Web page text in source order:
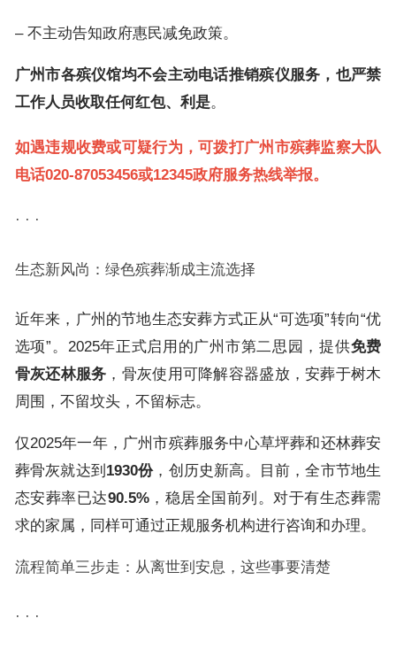
– 不主动告知政府惠民减免政策。
广州市各殡仪馆均不会主动电话推销殡仪服务，也严禁
工作人员收取任何红包、利是。
如遇违规收费或可疑行为，可拨打广州市殡葬监察大队
电话020-87053456或12345政府服务热线举报。
· · ·
生态新风尚：绿色殡葬渐成主流选择
近年来，广州的节地生态安葬方式正从“可选项”转向“优
选项”。2025年正式启用的广州市第二思园，提供免费
骨灰还林服务 ，骨灰使用可降解容器盛放，安葬于树木
周围，不留坟头，不留标志。
仅2025年一年，广州市殡葬服务中心草坪葬和还林葬安
葬骨灰就达到 1930份，创历史新高。目前，全市节地生
态安葬率已达90.5%，稳居全国前列。对于有生态葬需
求的家属，同样可通过正规服务机构进行咨询和办理。
流程简单三步走：从离世到安息，这些事要清楚
· · ·